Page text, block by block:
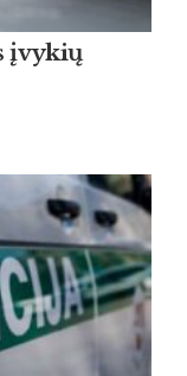
įvykių